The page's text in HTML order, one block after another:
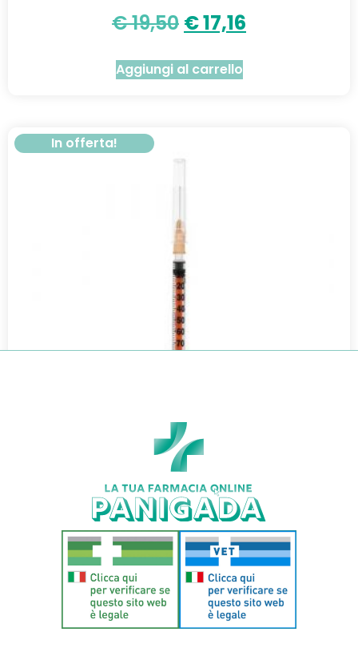
€19,50 €17,16
Aggiungi al carrello
In offerta!
€0,50€0,44
Aggiungi al carrello